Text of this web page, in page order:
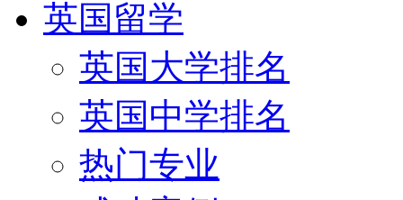
英国留学
英国大学排名
英国中学排名
热门专业